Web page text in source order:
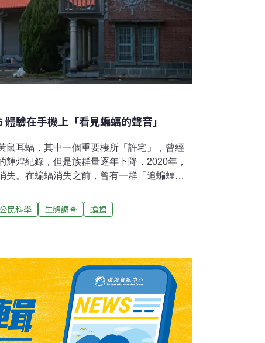
驗在手機上「看見蝙蝠的聲音」
鼠耳蝠，其中一個重要棲所「許宅」，曾經
輝煌紀錄，但是族群量逐年下降，2020年，
失。在蝙蝠消失之前，曾有一群「追蝙蝠的
幕不斷來回，隨著手機上的波形圖確認蝙蝠
一場「蝙蝠飛行動線調查」於焉展開。一掌
息立刻發出，各處夥伴同時啟動錄音程式，
黃鼠耳蝠」保育重鎮，雲林縣水林鄉「黃金
，就開始教導民眾製作蝙蝠屋，帶回家裡或
更多棲所。最近五年，蝙蝠屋的敲敲打打還
課程。
公民科學 生態調查
蝙蝠